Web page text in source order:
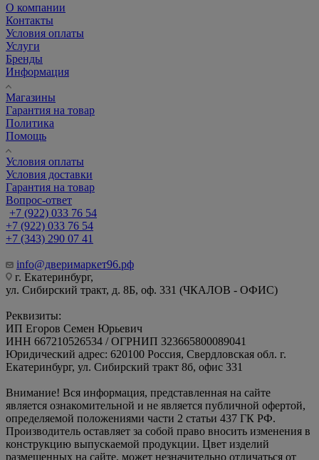
О компании
Контакты
Условия оплаты
Услуги
Бренды
Информация
Магазины
Гарантия на товар
Политика
Помощь
Условия оплаты
Условия доставки
Гарантия на товар
Вопрос-ответ
+7 (922) 033 76 54
+7 (922) 033 76 54
+7 (343) 290 07 41
info@дверимаркет96.рф
г. Екатеринбург,
ул. Сибирский тракт, д. 8Б, оф. 331 (ЧКАЛОВ - ОФИС)
Реквизиты:
ИП Егоров Семен Юрьевич
ИНН 667210526534 / ОГРНИП 323665800089041
Юридический адрес: 620100 Россия, Свердловская обл. г.
Екатеринбург, ул. Сибирский тракт 8б, офис 331
Внимание! Вся информация, представленная на сайте
является ознакомительной и не является публичной офертой,
определяемой положениями части 2 статьи 437 ГК РФ.
Производитель оставляет за собой право вносить изменения в
конструкцию выпускаемой продукции. Цвет изделий
размещенных на сайте, может незначительно отличаться от